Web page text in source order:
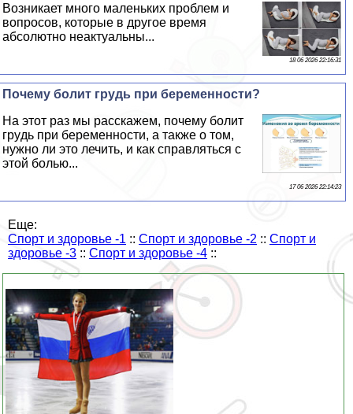
Возникает много маленьких проблем и
вопросов, которые в другое время
абсолютно неактуальны...
18 06 2026 22:16:31
Почему болит гpyдь при беременности?
На этот раз мы расскажем, почему болит
гpyдь при беременности, а также о том,
нужно ли это лечить, и как справляться с
этой болью...
17 06 2026 22:14:23
Еще:
Спорт и здоровье -1 :: Спорт и здоровье -2 :: Спорт и
здоровье -3 :: Спорт и здоровье -4 ::